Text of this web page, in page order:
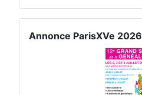
Annonce ParisXVe 2026